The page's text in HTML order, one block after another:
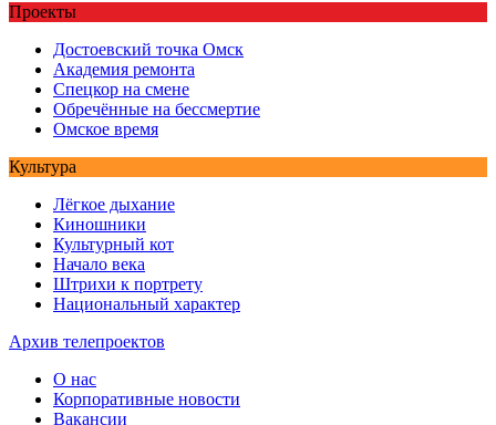
Проекты
Достоевский точка Омск
Академия ремонта
Спецкор на смене
Обречённые на бессмертие
Омское время
Культура
Лёгкое дыхание
Киношники
Культурный кот
Начало века
Штрихи к портрету
Национальный характер
Архив телепроектов
О нас
Корпоративные новости
Вакансии